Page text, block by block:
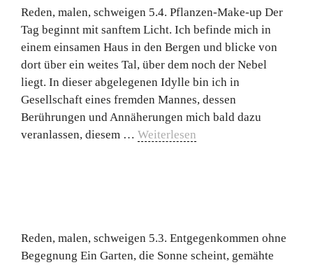
Reden, malen, schweigen 5.4. Pflanzen-Make-up Der
Tag beginnt mit sanftem Licht. Ich befinde mich in
einem einsamen Haus in den Bergen und blicke von
dort über ein weites Tal, über dem noch der Nebel
liegt. In dieser abgelegenen Idylle bin ich in
Gesellschaft eines fremden Mannes, dessen
Berührungen und Annäherungen mich bald dazu
veranlassen, diesem … Weiterlesen
Reden, malen, schweigen 5.3. Entgegenkommen ohne
Begegnung Ein Garten, die Sonne scheint, gemähte